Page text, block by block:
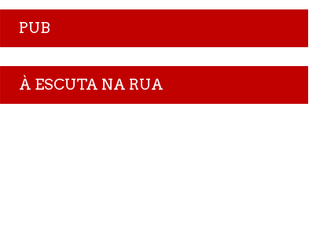
PUB
À ESCUTA NA RUA